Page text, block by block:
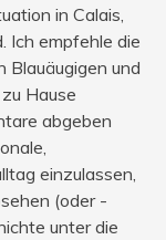
in Calais,
Ich empfehle die
Blauäugigen und
Hause
abgeben
einzulassen,
(oder -
unter die